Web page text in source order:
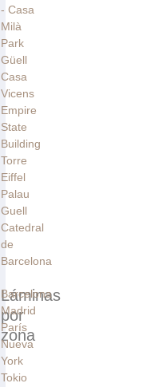
- Casa
Milà
Park
Güell
Casa
Vicens
Empire
State
Building
Torre
Eiffel
Palau
Guell
Catedral
de
Barcelona
Láminas
por
zona
Barcelona
Madrid
París
Nueva
York
Tokio